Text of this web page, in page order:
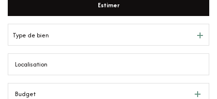
De l'immo pro
Estimer
Type de bien
Budget